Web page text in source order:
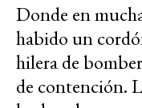
Donde en
habido un
hilera de
de contención.